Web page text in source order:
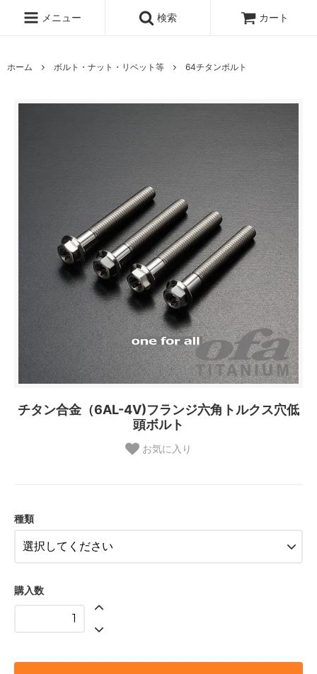
メニュー 検索 カート
ホーム ボルト・ナット・リベット等 64チタンボルト
チタン合金（6AL-4V)フランジ六角トルクス穴低
頭ボルト
お気に入り
種類
購入数